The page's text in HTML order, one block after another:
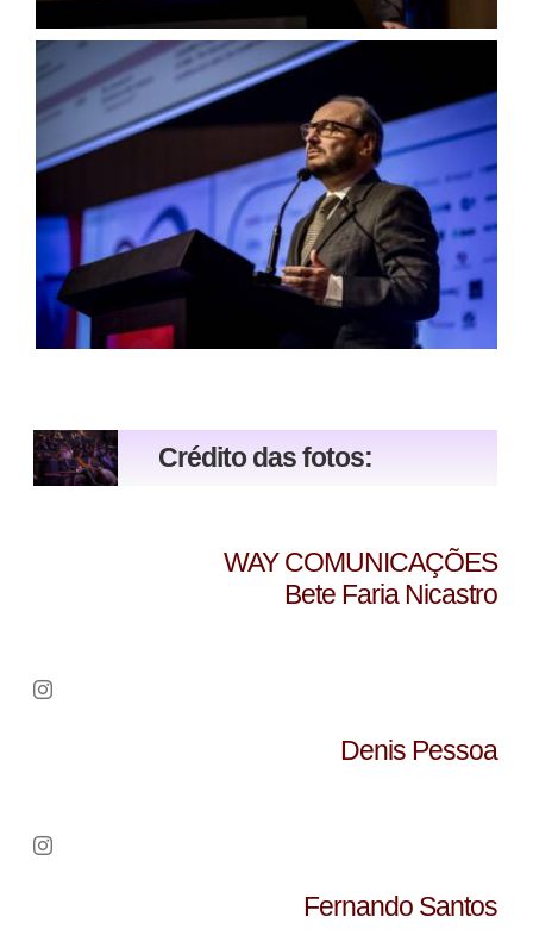
Crédito das fotos:
WAY COMUNICAÇÕES
Bete Faria Nicastro
Denis Pessoa
Fernando Santos